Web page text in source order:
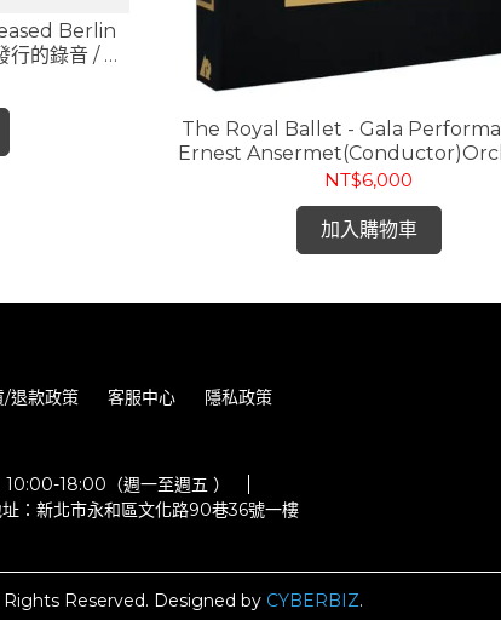
Berlin
的錄音 / 柏
音室錄音 (180g mono 2LP)
The Royal Ballet - Gala
Ernest
Of The Royal Opera House,
Garden , 皇家芭蕾 / 安塞美指揮柯芬
歌劇院管弦樂團 (45轉 5LP)
NT$6,000
加入購物車
/退款政策 客服中心 隱私政策
10:00-18:00（週一至週五 ）
：新北市永和區文化路90巷36號一樓
Rights Reserved. Designed by CYBERBIZ.